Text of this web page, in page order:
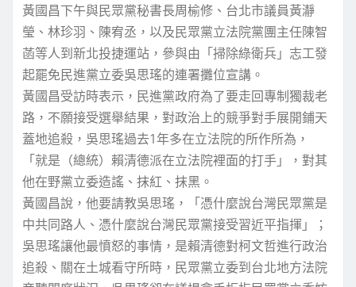
黃國昌下午與民眾黨秘書長周榆修、台北市議員黃瀞
瑩、林珍羽、陳宥丞，以及民眾黨立法院黨團主任陳智
菡等人到新北投捷運站，參與由「掃除綠衛兵」志工發
起罷免民進黨立委吳思瑤的連署攤位宣講。
黃國昌受訪時表示，民進黨政府為了要走回專制獨裁老
路，不願接受選舉結果，對政治上的競爭對手展開鋪天
蓋地追殺，吳思瑤過去1年多在立法院的所作所為，
「就是（總統）賴清德派在立法院裡面的打手」，對其
他在野黨立委造謠、抹紅、抹黑。
黃國昌說，他要請教吳思瑤，「憑什麼說台灣民眾黨是
中共同路人、憑什麼說台灣民眾黨接受習近平指揮」；
吳思瑤讓他最憤怒的事情，是賴清德對柯文哲進行政治
追殺、關在土城看守所時，民眾黨立委到台北地方法院